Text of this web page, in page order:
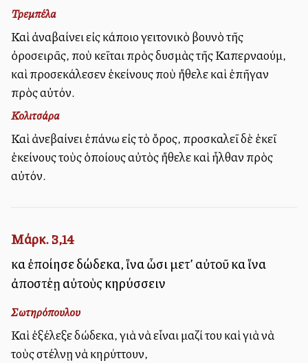
Τρεμπέλα
Καὶ ἀναβαίνει εἰς κάποιο γειτονικὸ βουνὸ τῆς
ὀροσειρᾶς, ποὺ κεῖται πρὸς δυσμὰς τῆς Καπερναούμ,
καὶ προσεκάλεσεν ἐκείνους ποὺ ἤθελε καὶ ἐπῆγαν
πρὸς αὐτόν.
Κολιτσάρα
Καὶ ἀνεβαίνει ἐπάνω εἰς τὸ ὄρος, προσκαλεῖ δὲ ἐκεῖ
ἐκείνους τοὺς ὁποίους αὐτὸς ἤθελε καὶ ἦλθαν πρὸς
αὐτόν.
Μάρκ. 3,14
καὶ ἐποίησε δώδεκα, ἵνα ὦσι μετ’ αὐτοῦ καὶ ἵνα
ἀποστέλλῃ αὐτοὺς κηρύσσειν
Σωτηρόπουλου
Καὶ ἐξέλεξε δώδεκα, γιὰ νὰ εἶναι μαζί του καὶ γιὰ νὰ
τοὺς στέλνῃ νὰ κηρύττουν,